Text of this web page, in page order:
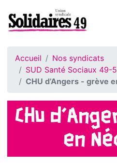
Accueil
Nos syndicats
SUD Santé Sociaux 49-
CHU d’Angers - grève
CHU
en